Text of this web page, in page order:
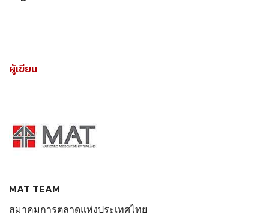
ผู้เขียน
MAT TEAM
สมาคมการตลาดแห่งประเทศไทย